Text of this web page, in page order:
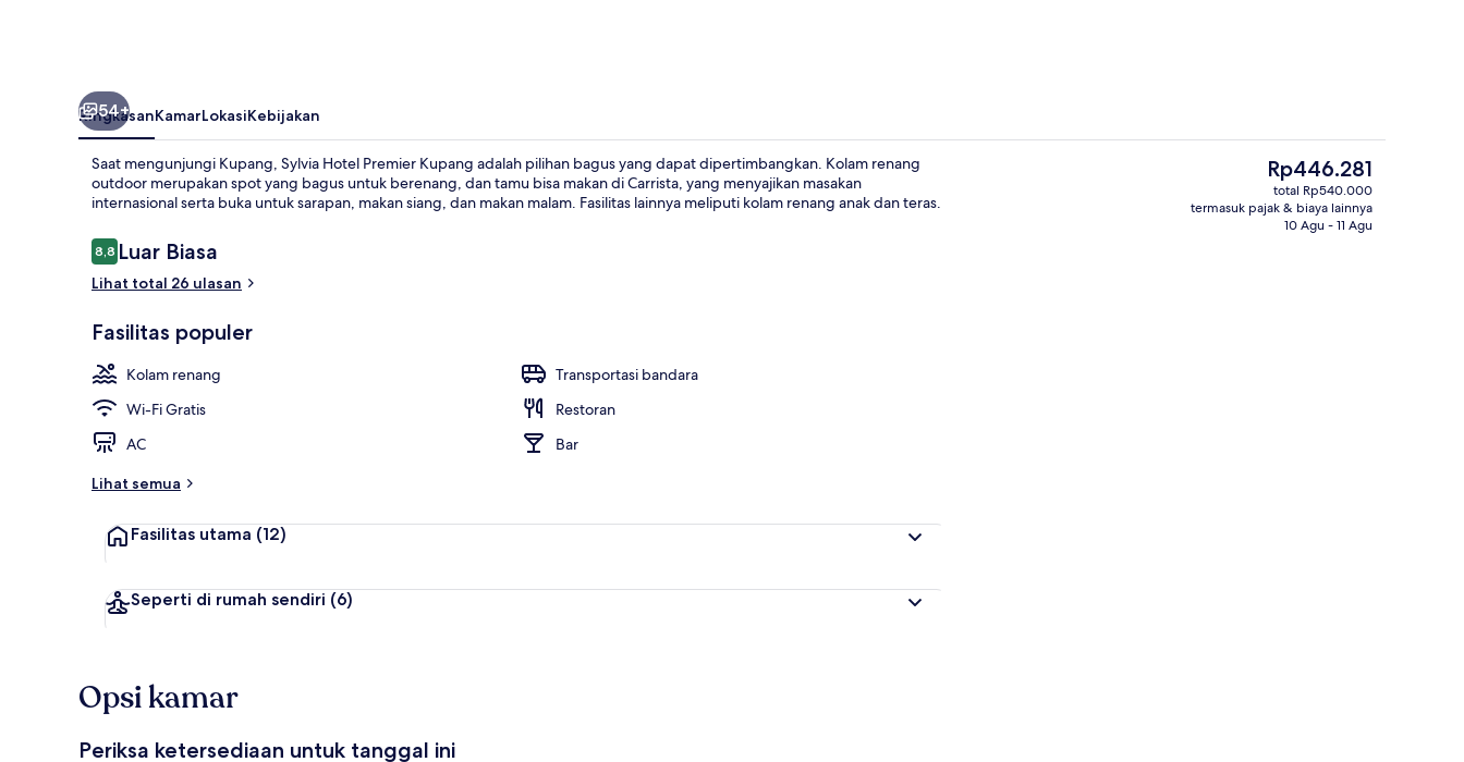
Kolam renang outdoor
54+
RingkasanKamarLokasiKebijakan
Saat mengunjungi Kupang, Sylvia Hotel Premier Kupang adalah pilihan bagus yang dapat dipertimbangkan. Kolam renang
outdoor merupakan spot yang bagus untuk berenang, dan tamu bisa makan di Carrista, yang menyajikan masakan
internasional serta buka untuk sarapan, makan siang, dan makan malam. Fasilitas lainnya meliputi kolam renang anak dan teras.
Ulasan
8,88,8 dari 10
Luar Biasa
Lihat total 26 ulasan
Fasilitas populer
Kolam renang
Transportasi bandara
Wi-Fi Gratis
Restoran
AC
Bar
Lihat semua
Fasilitas utama (12)
Seperti di rumah sendiri (6)
Harga
saat
ini
Rp446.281
Rp446.281
total Rp540.000
termasuk pajak & biaya lainnya
10 Agu - 11 Agu
Opsi kamar
Periksa ketersediaan untuk tanggal ini